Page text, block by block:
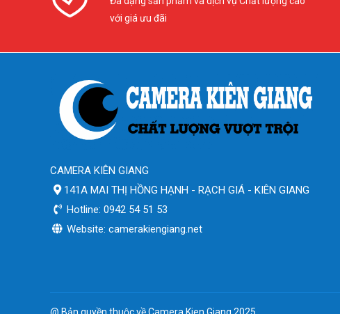
với giá ưu đãi
CAMERA KIÊN GIANG
141A MAI THỊ HỒNG HẠNH - RẠCH GIÁ - KIÊN GIANG
Hotline: 0942 54 51 53
Website: camerakiengiang.net